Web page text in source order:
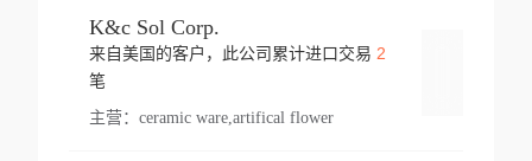
K&c Sol Corp.
来自美国的客户，此公司累计进口交易 2
笔
主营： ceramic ware,artifical flower